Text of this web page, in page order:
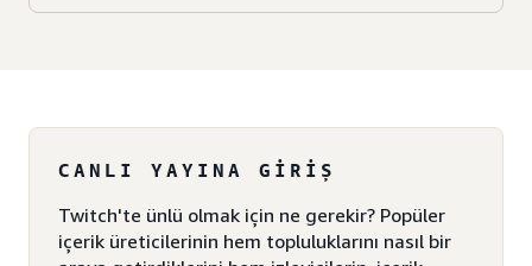
CANLI YAYINA GIRIŞ
Twitch'te ünlü olmak için ne gerekir? Popüler
içerik üreticilerinin hem topluluklarını nasıl bir